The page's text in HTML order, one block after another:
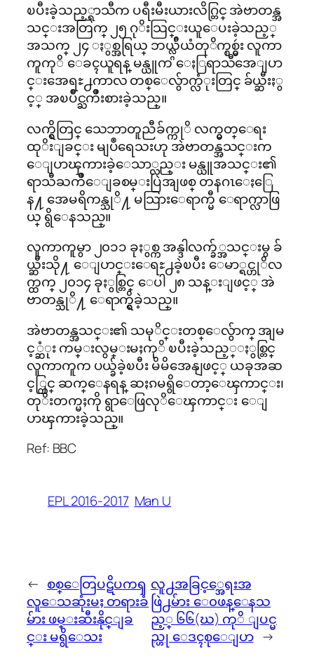
ၿပီးခဲ့သည့္ရာသီက ပရီးမီးယားလိဂ္တြင္ အဲဗာတန္အ
သင္းအတြက္ ၂၅ ဂုိးသြင္းယူေပးခဲ့သည့္
အသက္ ၂၄ ႏွစ္အရြယ္ ဘယ္လ္ဂ်ီယံတုိက္စစ္မွဴး လူကာ
ကူကုိ ေခၚယူရန္ မန္ယူက ေႏြရာသီအေျပာ
င္းအေရႊ႕ကာလ တစ္ေလွ်ာက္လံုးတြင္ ခ်ယ္ဆီးႏွ
င့္ အၿပိဳင္ႀကိဳးစားခဲ့သည္။
လက္ရွိတြင္ သေဘာတူညီခ်က္ကုိ လက္မွတ္ေရး
ထုိးျခင္း မျပဳရေသးဟု အဲဗာတန္အသင္းက
ေျပာၾကားခဲ့ေသာ္လည္း မန္ယူအသင္း၏
ရာသီႀကိဳေျခစမ္းပြဲအျဖစ္ တနဂၤေႏြေ
န႔ အေမရိကန္သုိ႔ မသြားေရာက္မီ ေရာက္လာဖြ
ယ္ ရွိေနသည္။
လူကာကူမွာ ၂၀၁၁ ခုႏွစ္က အန္ဒါလက္ခ်္အသင္းမွ ခ်
ယ္ဆီးသို႔ ေျပာင္းေရႊ႕ခဲ့ၿပီး ေမာ္ရင္ဟုိလ
က္ထက္ ၂၀၁၄ ခုႏွစ္တြင္ ေပါ ၂၈ သန္းျဖင့္ အဲ
ဗာတန္သုိ႔ ေရာက္ရွိခဲ့သည္။
အဲဗာတန္အသင္း၏ သမုိင္းတစ္ေလွ်ာက္ အျမ
င့္ဆံုး ကမ္းလွမ္းမႈကုိ ၿပီးခဲ့သည့္ႏွစ္တြင္
လူကာကူက ပယ္ခ်ခဲ့ၿပီး မိမိအေနျဖင့္ ယခုအဆ
င့္တြင္ ဆက္ေနရန္ ဆႏၵမရွိေတာ့ေၾကာင္း၊
တုိးတက္မႈကို ရွာေဖြလုိေၾကာင္း ေျ
ပာၾကားခဲ့သည္။
Ref: BBC
EPL 2016-2017 Man U
← စစ္ေတြပဋိပကၡ
လူေသဆုံးမႈ တရားခံ
မ်ား ဖမ္းဆီးနိုင္ျခ
င္း မရွိေသး
လူ႕အခြင့္အေရးအ
ဖြဲ႕မ်ား ေ၀ဖန္ေနသ
ည့္ ၆၆(ဃ) ကုိ ျပင္မ
ည္ဟု ေဒၚစုေျပာ →